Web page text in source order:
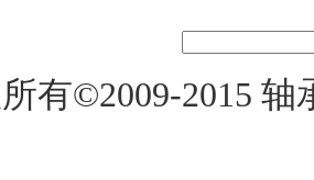
有©2009-2015 轴